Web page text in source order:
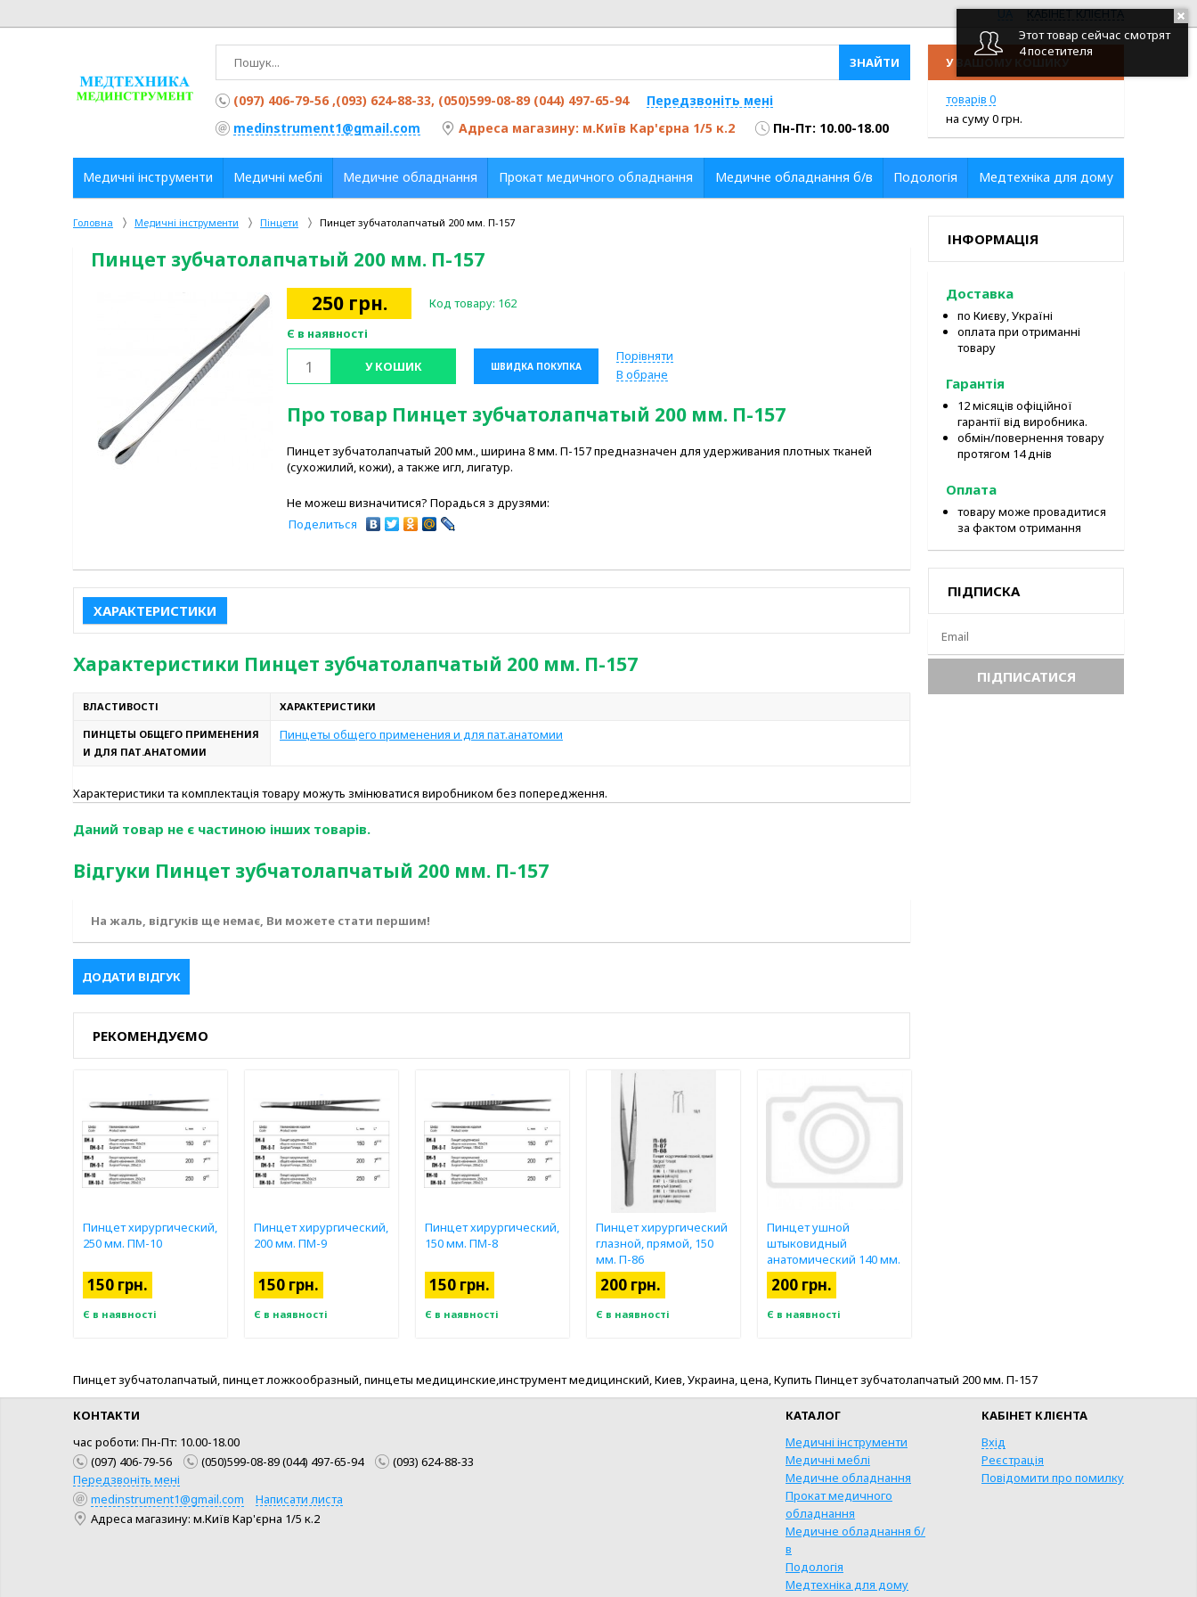
Головна Медичні інструменти Пінцети Пинцет зубчатолапчатый 200 мм. П-157
Пинцет зубчатолапчатый 200 мм. П-157
250 грн. Код товару: 162
Є в наявності
У КОШИК ШВИДКА ПОКУПКА
Порівняти
В обране
Про товар Пинцет зубчатолапчатый 200 мм. П-157
Пинцет зубчатолапчатый 200 мм., ширина 8 мм. П-157 предназначен для удерживания плотных тканей
(сухожилий, кожи), а также игл, лигатур.
Не можеш визначитися? Порадься з друзями:
Поделиться
ХАРАКТЕРИСТИКИ
Характеристики Пинцет зубчатолапчатый 200 мм. П-157
ВЛАСТИВОСТІ ХАРАКТЕРИСТИКИ
ПИНЦЕТЫ ОБЩЕГО ПРИМЕНЕНИЯ
И ДЛЯ ПАТ.АНАТОМИИ
Пинцеты общего применения и для пат.анатомии
Характеристики та комплектація товару можуть змінюватися виробником без попередження.
Даний товар не є частиною інших товарів.
Відгуки Пинцет зубчатолапчатый 200 мм. П-157
На жаль, відгуків ще немає, Ви можете стати першим!
ДОДАТИ ВІДГУК
РЕКОМЕНДУЄМО
Пинцет хирургический,
250 мм. ПМ-10
150 грн.
Є в наявності
Пинцет хирургический,
200 мм. ПМ-9
150 грн.
Є в наявності
Пинцет хирургический,
150 мм. ПМ-8
150 грн.
Є в наявності
Пинцет хирургический
глазной, прямой, 150
мм. П-86
200 грн.
Є в наявності
Пинцет ушной
штыковидный
анатомический 140 мм.
П-85
200 грн.
Є в наявності
КУПИТИ
ШВИДКА ПОКУПКА
Пинцет зубчатолапчатый, пинцет ложкообразный, пинцеты медицинские,инструмент медицинский, Киев, Украина, цена, Купить Пинцет зубчатолапчатый 200 мм. П-157
ІНФОРМАЦІЯ
Доставка
по Києву, Україні
оплата при отриманні
товару
Гарантія
12 місяців офіційної
гарантії від виробника.
обмін/повернення товару
протягом 14 днів
Оплата
товару може провадитися
за фактом отримання
ПІДПИСКА
UA КАБІНЕТ КЛІЄНТА
(097) 406-79-56 ,(093) 624-88-33, (050)599-08-89 (044) 497-65-94
Передзвоніть мені
medinstrument1@gmail.com
Адреса магазину: м.Київ Кар'єрна 1/5 к.2 Пн-Пт: 10.00-18.00
У ВАШОМУ КОШИКУ
ПЕРЕЙТИ У КОШИК
товарів 0
на суму0грн.
Медичні інструменти Медичні меблі Медичне обладнання Прокат медичного обладнання Медичне обладнання б/в Подологія Медтехніка для дому
КОНТАКТИ
час роботи: Пн-Пт: 10.00-18.00
(097) 406-79-56
(050)599-08-89 (044) 497-65-94
(093) 624-88-33
Передзвоніть мені
medinstrument1@gmail.com
Написати листа
Адреса магазину: м.Київ Кар'єрна 1/5 к.2
КАТАЛОГ
Медичні інструменти
Медичні меблі
Медичне обладнання
Прокат медичного
обладнання
Медичне обладнання б/
в
Подологія
Медтехніка для дому
КАБІНЕТ КЛІЄНТА
Вхід
Реєстрація
Повідомити про помилку
Этот товар сейчас смотрят
4 посетителя